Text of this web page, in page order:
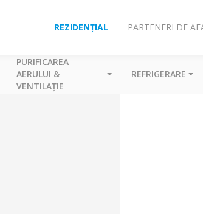
REZIDENȚIAL PARTENERI DE
PURIFICAREA
AERULUI &
VENTILAȚIE
REFRIGERARE